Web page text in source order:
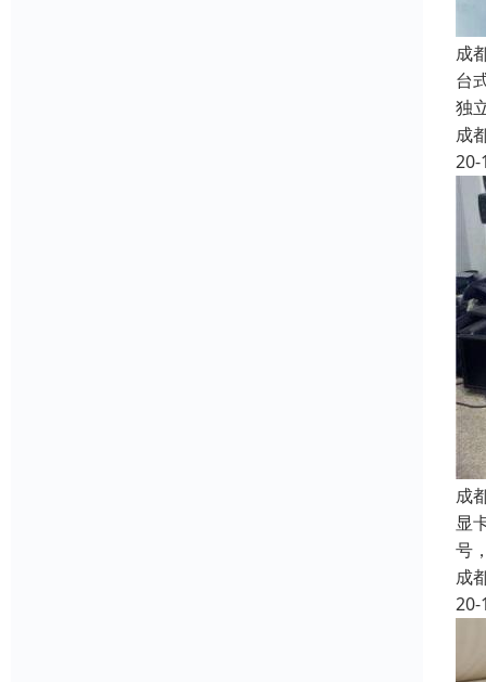
成
台
独
成
20-
成
显
号
成
20-